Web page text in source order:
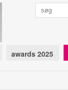
awards 2025